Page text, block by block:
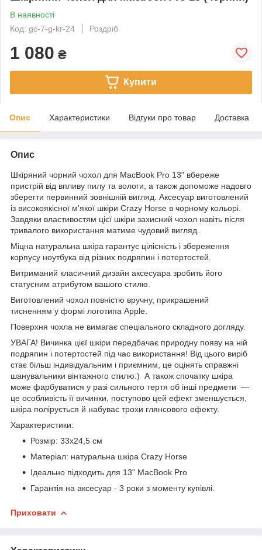
В наявності
Код: gc-7-g-kr-24
Роздріб
1 080 ₴
Купити
Опис Характеристики Відгуки про товар Доставка
Опис
Шкіряний чорний чохол для MacBook Pro 13" вбереже
пристрій від впливу пилу та вологи, а також допоможе надовго
зберегти первинний зовнішній вигляд. Аксесуар виготовлений
із високоякісної м'якої шкіри Crazy Horse в чорному кольорі.
Завдяки властивостям цієї шкіри захисний чохол навіть після
тривалого використання матиме чудовий вигляд.
Міцна натуральна шкіра гарантує цілісність і збереження
корпусу ноутбука від різних подряпин і потертостей.
Витриманий класичний дизайн аксесуара зробить його
статусним атрибутом вашого стилю.
Виготовлений чохол повністю вручну, прикрашений
тисненням у формі логотипа Apple.
Поверхня чохла не вимагає спеціального складного догляду.
УВАГА! Вичинка цієї шкіри передбачає природну появу на ній
подряпин і потертостей під час використання! Від цього виріб
стає більш індивідуальним і приємним, це оцінять справжні
шанувальники вінтажного стилю:) А також спочатку шкіра
може фарбуватися у разі сильного тертя об інші предмети —
це особливість її вичинки, поступово цей ефект зменшується,
шкіра полірується й набуває трохи глянсового ефекту.
Характеристики:
Розмір: 33х24,5 см
Матеріал: натуральна шкіра Crazy Horse
Ідеально підходить для 13" MacBook Pro
Гарантія на аксесуар - 3 роки з моменту купівлі.
Приховати